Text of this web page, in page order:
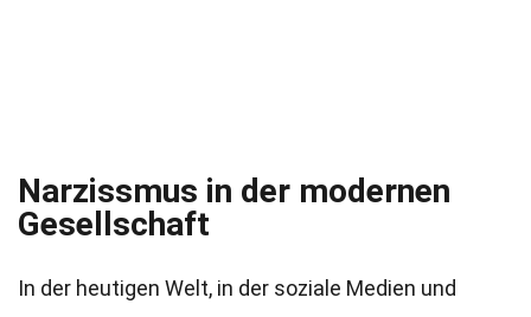
Narzissmus in der modernen
Gesellschaft
In der heutigen Welt, in der soziale Medien und